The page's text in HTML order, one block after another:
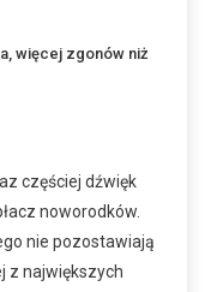
więcej zgonów niż
częściej dźwięk
noworodków.
nie pozostawiają
z największych